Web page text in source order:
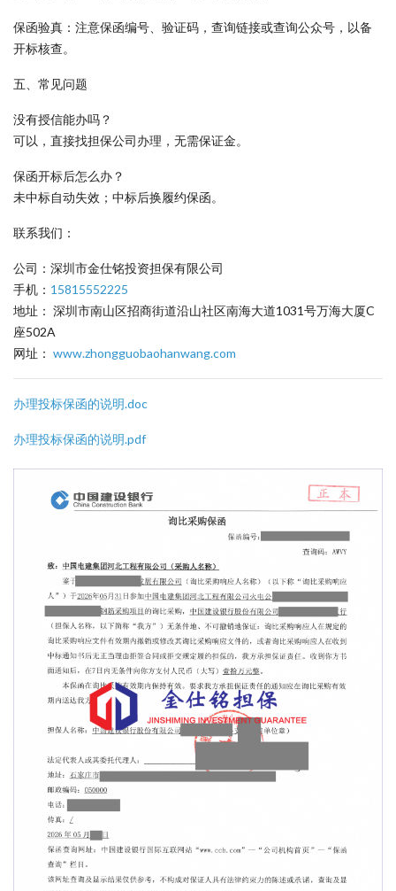
保函验真：注意保函编号、验证码，查询链接或查询公众号，以备
开标核查。
五、常见问题
没有授信能办吗？
可以，直接找担保公司办理，无需保证金。
保函开标后怎么办？
未中标自动失效；中标后换履约保函。
联系我们：
公司：深圳市金仕铭投资担保有限公司
手机： 15815552225
地址： 深圳市南山区招商街道沿山社区南海大道1031号万海大厦C
座502A
网址： www.zhongguobaohanwang.com
办理投标保函的说明.doc
办理投标保函的说明.pdf